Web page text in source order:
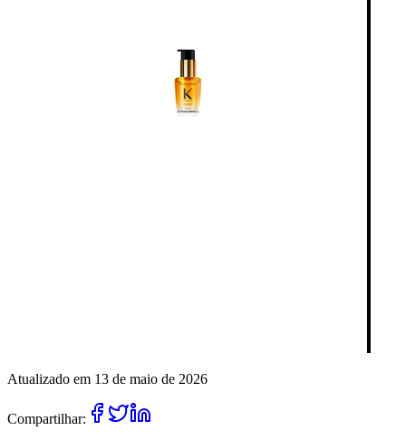
Atualizado em 13 de maio de 2026
Compartilhar: